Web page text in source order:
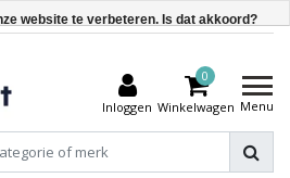
Inloggen
0
Winkelwagen Menu
website te verbeteren. Is dat akkoord?